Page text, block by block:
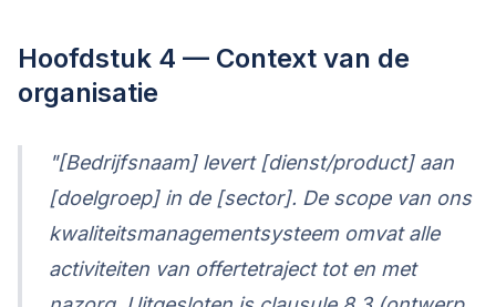
Hoofdstuk 4 — Context van de
organisatie
"[Bedrijfsnaam] levert [dienst/product] aan
[doelgroep] in de [sector]. De scope van ons
kwaliteitsmanagementsysteem omvat alle
activiteiten van offertetraject tot en met